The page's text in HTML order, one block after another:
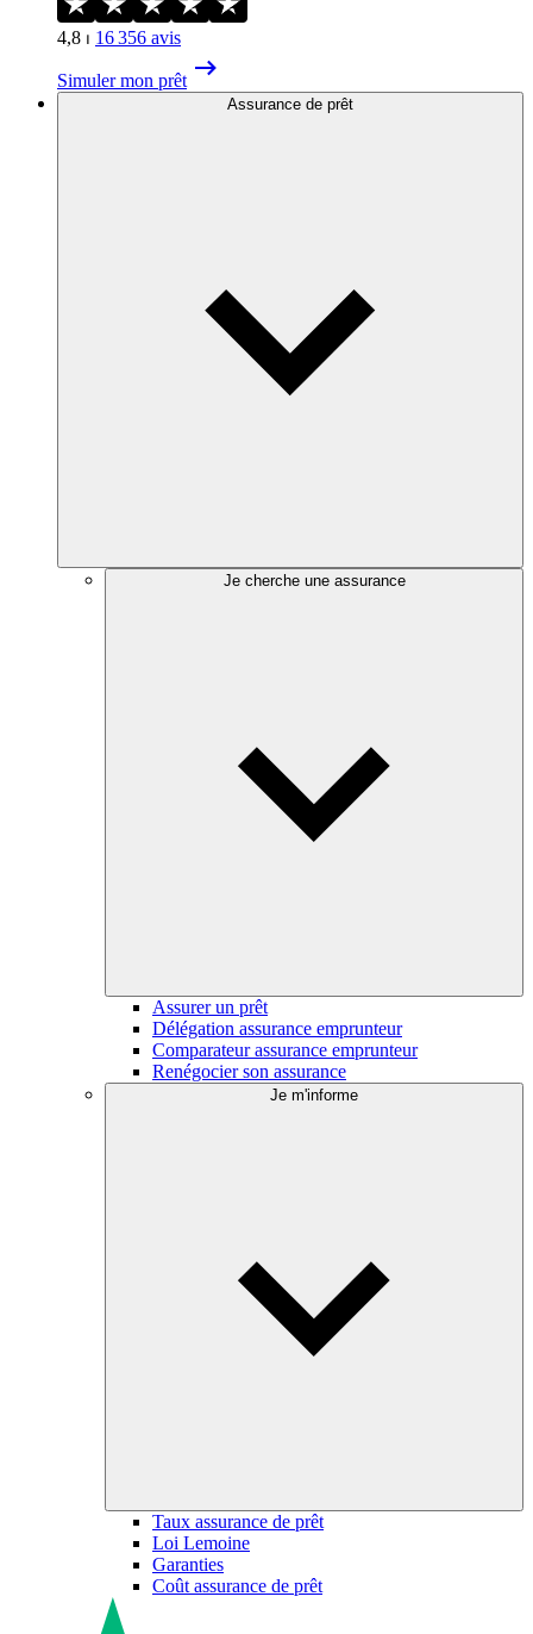
4,8 ⏐ 16 356 avis
Simuler mon prêt
Assurance de prêt
Je cherche une assurance
Assurer un prêt
Délégation assurance emprunteur
Comparateur assurance emprunteur
Renégocier son assurance
Je m'informe
Taux assurance de prêt
Loi Lemoine
Garanties
Coût assurance de prêt